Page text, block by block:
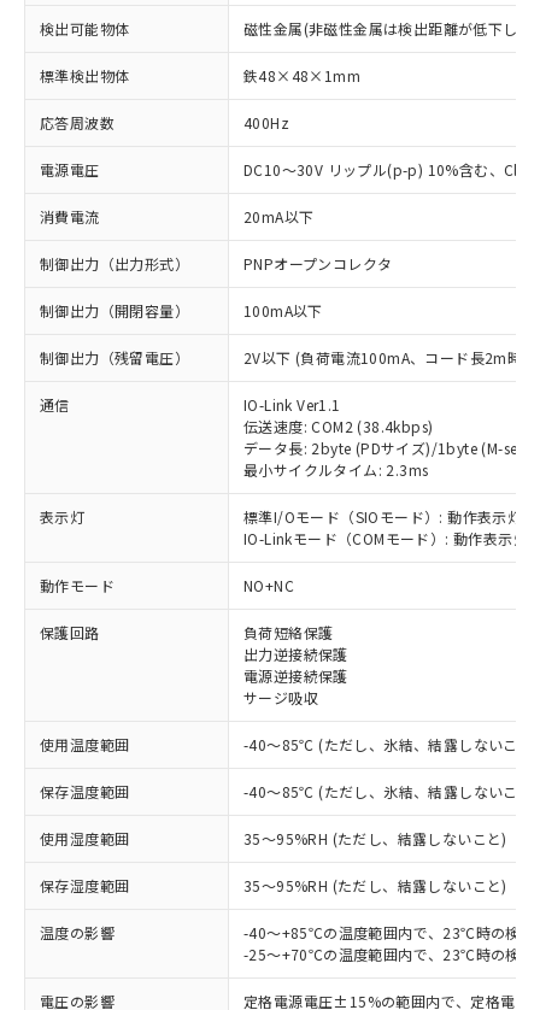
検出可能物体 磁性金属(非磁性金属は検出距離が低下しま
標準検出物体 鉄48×48×1mm
応答周波数 400Hz
電源電圧 DC10～30V リップル(p-p) 10%含む、
消費電流 20mA以下
制御出力（出力形式） PNPオープンコレクタ
制御出力（開閉容量） 100mA以下
制御出力（残留電圧） 2V以下 (負荷電流100mA、コード長2m時)
通信
IO-Link Ver1.1
伝送速度: COM2 (38.4kbps)
データ長: 2byte (PDサイズ)/1byte (M-
最小サイクルタイム: 2.3ms
表示灯
標準I/Oモード（SIOモード）: 動作表示灯(
IO-Linkモード（COMモード）: 動作表示
動作モード NO+NC
保護回路
負荷短絡保護
出力逆接続保護
電源逆接続保護
サージ吸収
使用温度範囲 -40～85℃ (ただし、氷結、結露しないこと)
保存温度範囲 -40～85℃ (ただし、氷結、結露しないこと)
使用湿度範囲 35～95%RH (ただし、結露しないこと)
保存湿度範囲 35～95%RH (ただし、結露しないこと)
温度の影響
-40～+85℃の温度範囲内で、23℃時の検
-25～+70℃の温度範囲内で、23℃時の検
電圧の影響 定格電源電圧±15%の範囲内で、定格電
ご利用条件
以下の条件をお読みいただき、同意のうえ
ご利用ください。
本サービスは、当社制御機器事業取扱
商品の当社在庫状況および標準価格
(税抜)を提供させていただくもので
当社制御機器事業取扱商品の中には、
※1 対応状況
対応済み：EU RoHS指令（10物質）の
非含有に対応した製品が提供可能な商品で
対応予定：EU RoHS指令（10物質）の非含
有に対応した製品に切り替える予定のある
対応予定なし：EU RoHS指令（10物質）の
非含有に非対応の商品で、対応品を出す予
定はありません。
非含有の対応状況を調査中または確認中の
商品です。
非該当品：ライセンス料など無形物で、有
害物質有無と関係のない商品です。
仕入先様の事情により、非含有部品として
※1 中国RoHS○×表
「○」：最大均質材料含有率が中国RoHSの
基準値以下であることを示します。
「×」：最大均質材料含有率が中国RoHSの